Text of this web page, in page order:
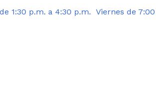
1:30 p.m. a 4:30 p.m. Viernes de